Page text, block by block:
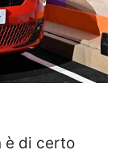
è di certo